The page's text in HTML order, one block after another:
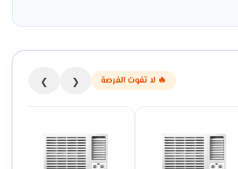
🔥 لا تفوت الفرصة ❮
❯